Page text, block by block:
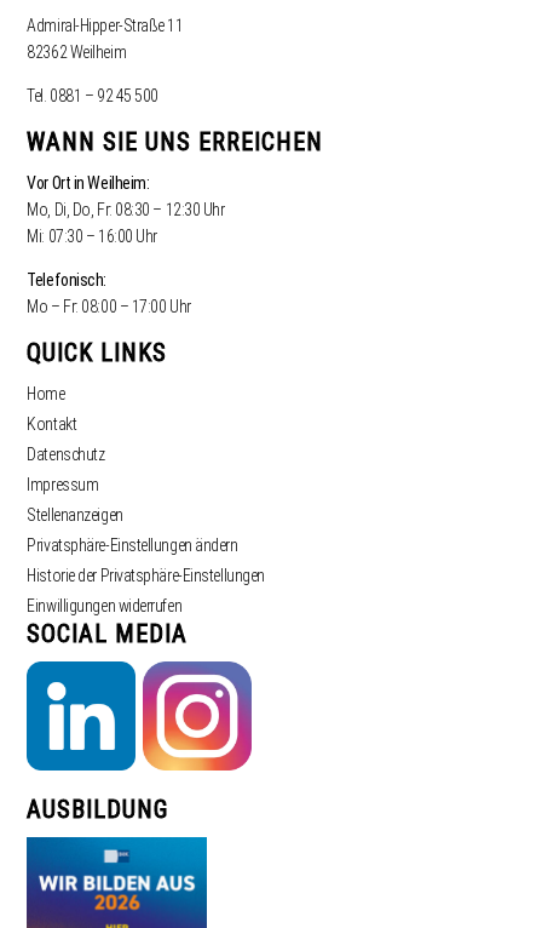
Admiral-Hipper-Straße 11
82362 Weilheim
Tel. 0881 – 92 45 500
WANN SIE UNS ERREICHEN
Vor Ort in Weilheim:
Mo, Di, Do, Fr: 08:30 – 12:30 Uhr
Mi: 07:30 – 16:00 Uhr
Telefonisch:
Mo – Fr: 08:00 – 17:00 Uhr
QUICK LINKS
Home
Kontakt
Datenschutz
Impressum
Stellenanzeigen
Privatsphäre-Einstellungen ändern
Historie der Privatsphäre-Einstellungen
Einwilligungen widerrufen
SOCIAL MEDIA
AUSBILDUNG